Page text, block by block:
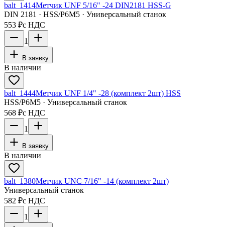
balt_1414Метчик UNF 5/16" -24 DIN2181 HSS-G
DIN 2181 · HSS/Р6М5 · Универсальный станок
553 ₽с НДС
1
В заявку
В наличии
balt_1444Метчик UNF 1/4" -28 (комплект 2шт) HSS
HSS/Р6М5 · Универсальный станок
568 ₽с НДС
1
В заявку
В наличии
balt_1380Метчик UNC 7/16" -14 (комплект 2шт)
Универсальный станок
582 ₽с НДС
1